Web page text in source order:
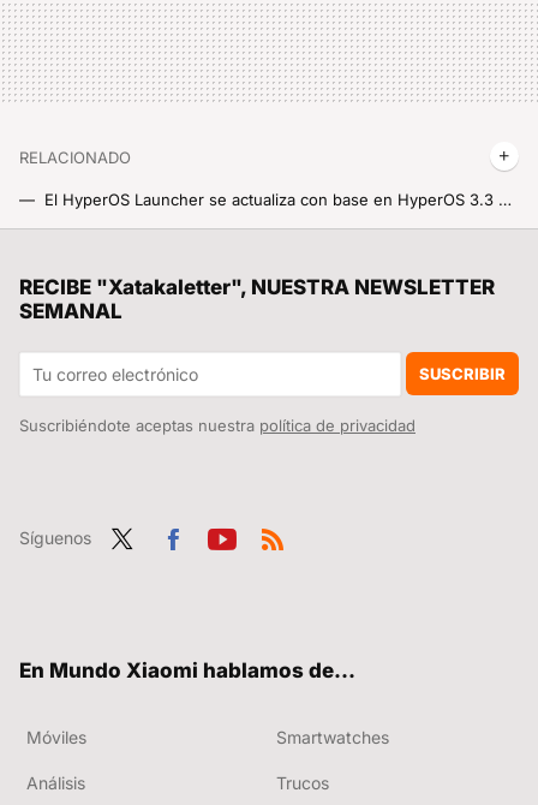
RELACIONADO
El HyperOS Launcher se actualiza con base en HyperOS 3.3 y Android 17: ya puedes instalarlo, y encima viene con sorpresa
Casi 1,4 toneladas encima, una aguja y 135 grados de puro fuego: Xiaomi ha creado una power bank casi indestructible y estas pruebas lo demuestran
RECIBE "Xatakaletter", NUESTRA NEWSLETTER
SEMANAL
SUSCRIBIR
Suscribiéndote aceptas nuestra política de privacidad
Síguenos
En Mundo Xiaomi hablamos de...
Móviles Smartwatches
Análisis Trucos